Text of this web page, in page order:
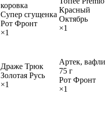
коровка
Супер сгущенка
Рот Фронт
×1
Красный
Октябрь
×1
Драже Трюк
Золотая Русь
×1
Артек, вафли
75 г
Рот Фронт
×1